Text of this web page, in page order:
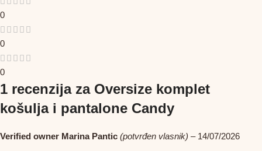
0
0
0
1 recenzija za Oversize komplet
košulja i pantalone Candy
Verified owner Marina Pantic (potvrđen vlasnik) – 14/07/2026